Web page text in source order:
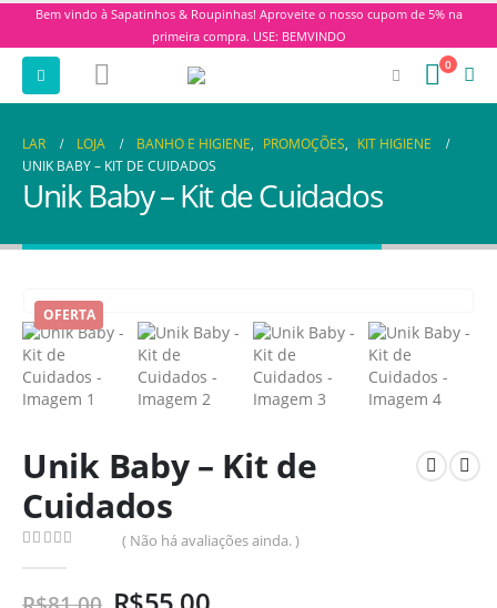
Bem vindo à Sapatinhos & Roupinhas! Aproveite o nosso cupom de 5% na
primeira compra. USE: BEMVINDO
0
LAR LOJA BANHO E HIGIENE, PROMOÇÕES, KIT HIGIENE
UNIK BABY – KIT DE CUIDADOS
Unik Baby – Kit de Cuidados
OFERTA
Unik Baby – Kit de
Cuidados
( Não há avaliações ainda. )